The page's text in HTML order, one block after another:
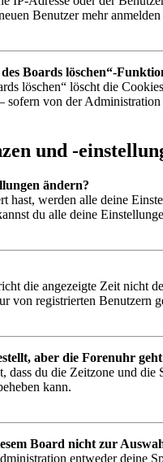
Benutzer mehr
Boards löschen“-
löschen“ löscht die
sofern von der
und -
ändern?
hast, werden alle deine
du alle deine
die angezeigte Zeit nicht
von registrierten Benutzern
aber die Forenuhr
dass du die Zeitzone und
kann.
Board nicht zur
entweder deine